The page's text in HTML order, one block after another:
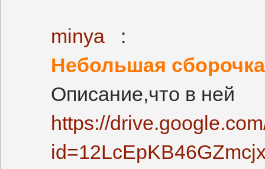
minya :
Небольшая
Описание,что в ней
https://